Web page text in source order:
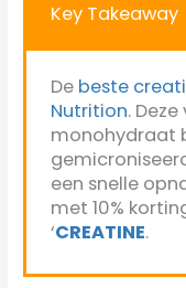
Key Takeaway
De beste
Nutrition.
monohydraat
een snelle
met 10%
‘CREATINE.